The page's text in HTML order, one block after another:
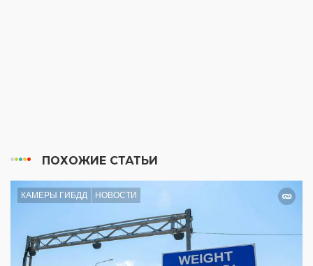
ПОХОЖИЕ СТАТЬИ
КАМЕРЫ ГИБДД НОВОСТИ